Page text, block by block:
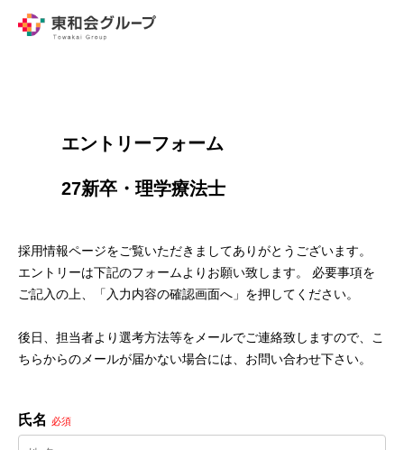
        エントリーフォーム
採用情報ページをご覧いただきましてありがとうございます。
エントリーは下記のフォームよりお願い致します。 必要事項を
ご記入の上、「入力内容の確認画面へ」を押してください。
後日、担当者より選考方法等をメールでご連絡致しますので、こ
ちらからのメールが届かない場合には、お問い合わせ下さい。
氏名 必須